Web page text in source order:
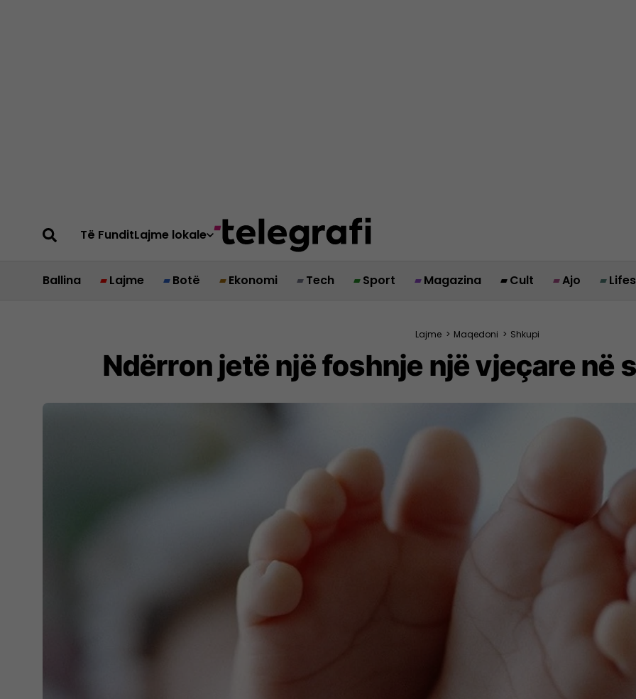
Të FunditLajme lokale
Ballina Lajme Botë Ekonomi Tech Sport Magazina Cult Ajo
Lajme > Maqedoni > Shkupi
Ndërron jetë një foshnje një vjeçare në